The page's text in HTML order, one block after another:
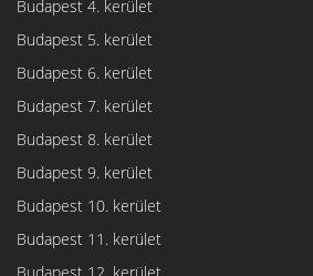
Budapest 4. kerület
Budapest 5. kerület
Budapest 6. kerület
Budapest 7. kerület
Budapest 8. kerület
Budapest 9. kerület
Budapest 10. kerület
Budapest 11. kerület